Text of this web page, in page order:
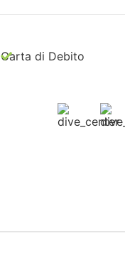
Carta di Debito